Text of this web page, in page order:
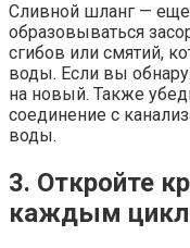
Сливной шланг — еще
образовываться
сгибов или смятий,
воды. Если вы
на новый. Также
соединение с
воды.
3. Откройте
каждым